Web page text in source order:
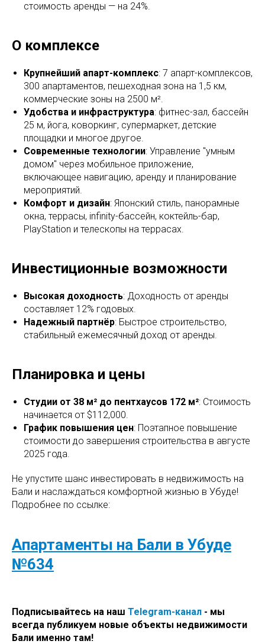
стоимость аренды — на 24%.
О комплексе
Крупнейший апарт-комплекс: 7 апарт-комплексов,
300 апартаментов, пешеходная зона на 1,5 км,
коммерческие зоны на 2500 м².
Удобства и инфраструктура: фитнес-зал, бассейн
25 м, йога, коворкинг, супермаркет, детские
площадки и многое другое.
Современные технологии: Управление "умным
домом" через мобильное приложение,
включающее навигацию, аренду и планирование
мероприятий.
Комфорт и дизайн: Японский стиль, панорамные
окна, террасы, infinity-бассейн, коктейль-бар,
PlayStation и телескопы на террасах.
Инвестиционные возможности
Высокая доходность: Доходность от аренды
составляет 12% годовых.
Надежный партнёр: Быстрое строительство,
стабильный ежемесячный доход от аренды.
Планировка и цены
Студии от 38 м² до пентхаусов 172 м²: Стоимость
начинается от $112,000.
График повышения цен: Поэтапное повышение
стоимости до завершения строительства в августе
2025 года.
Не упустите шанс инвестировать в недвижимость на
Бали и наслаждаться комфортной жизнью в Убуде!
Подробнее по ссылке:
Апартаменты на Бали в Убуде
№634
Подписывайтесь на наш Telegram-канал - мы
всегда публикуем новые объекты недвижимости
Бали именно там!